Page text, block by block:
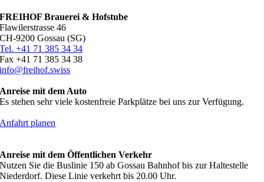
FREIHOF Brauerei & Hofstube
Flawilerstrasse 46
CH-9200 Gossau (SG)
Tel. +41 71 385 34 34
Fax +41 71 385 34 38
info@freihof.swiss
Anreise mit dem Auto
Es stehen sehr viele kostenfreie Parkplätze bei uns zur Verfügung.
Anfahrt planen
Anreise mit dem Öffentlichen Verkehr
Nutzen Sie die Buslinie 150 ab Gossau Bahnhof bis zur Haltestelle
Niederdorf. Diese Linie verkehrt bis 20.00 Uhr.